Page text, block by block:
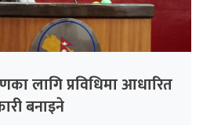
लागि प्रविधिमा आधारित
बनाइने